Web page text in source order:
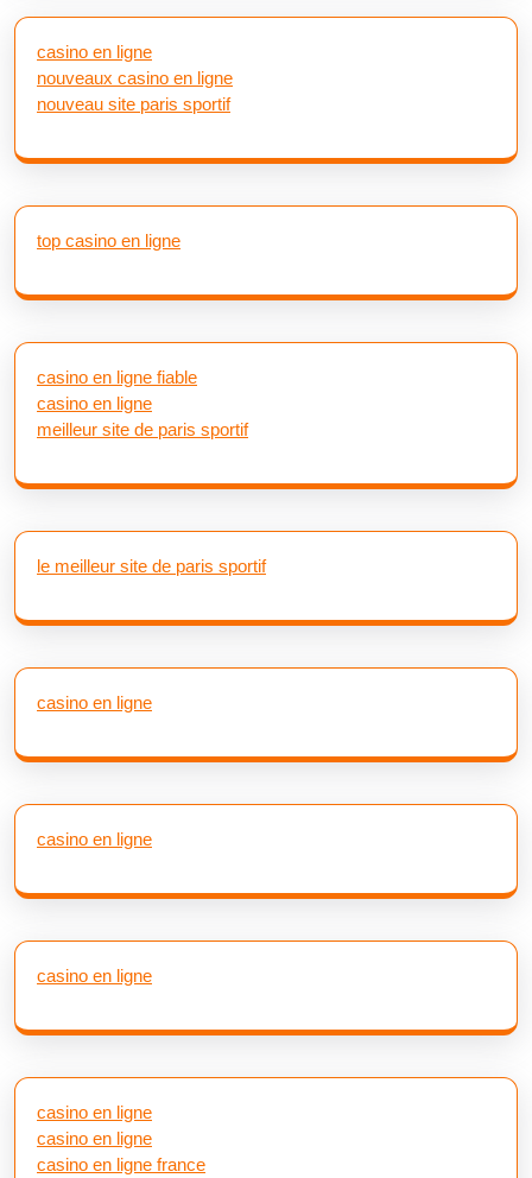
casino en ligne
nouveaux casino en ligne
nouveau site paris sportif
top casino en ligne
casino en ligne fiable
casino en ligne
meilleur site de paris sportif
le meilleur site de paris sportif
casino en ligne
casino en ligne
casino en ligne
casino en ligne
casino en ligne
casino en ligne france